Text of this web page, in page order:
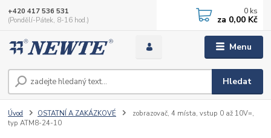
Menu
Hledat
+420 417 536 531
(Pondělí-Pátek, 8-16 hod.)
0 ks
za 0,00 Kč
Úvod OSTATNÍ A ZAKÁZKOVÉ
zobrazovač, 4 místa, vstup 0 až 10V=,
typ ATM8-24-10